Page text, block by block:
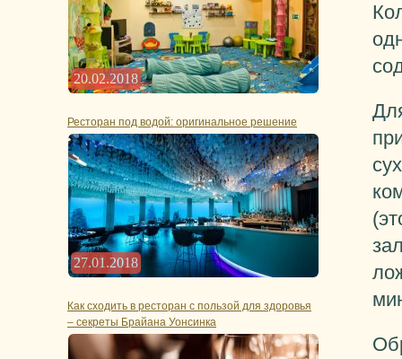
20.02.2018
Ресторан под водой: оригинальное решение
27.01.2018
Как сходить в ресторан с пользой для здоровья
– секреты Брайана Уонсинка